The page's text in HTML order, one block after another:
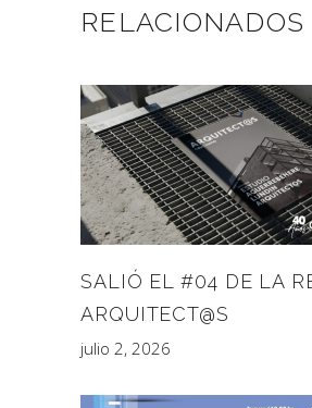
RELACIONADOS
SALIÓ EL #04 DE LA
ARQUITECT@S
julio 2, 2026